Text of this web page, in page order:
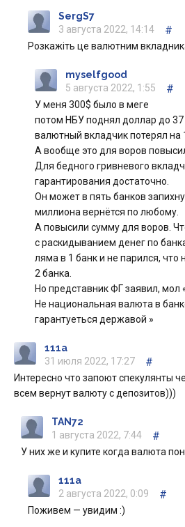
SergS7
3 августа 2022, 14:14
#
Розкажіть це валютним
myselfgood
5 августа 2022, 1:55
#
У меня 300$ было в меге
потом НБУ поднял доллар до
валютный вкладчик потерял на
А вообще это для воров
Для бедного гривневого
гарантирования достаточно.
Он может в пять банков
миллиона вернётся по любому.
А повысили сумму для воров.
с раскидыванием денег по
ляма в 1 банк и не парился, что
2 банка.
Но представник ФГ заявил, мол
Не национальная валюта в
гарантуеться державой »
111a
31 июля 2022, 17:27
#
Интересно что запоют спекулянты
всем вернут валюту с депозитов)))
TAN72
1 августа 2022, 7:44
#
У них же и купите когда валюта
111a
2 августа 2022, 0:09
#
Поживем — увидим :)